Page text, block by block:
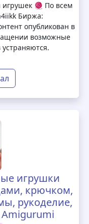
🧶 По всем
Биржа:
опубликован в
возможные
игрушки
крючком,
рукоделие,